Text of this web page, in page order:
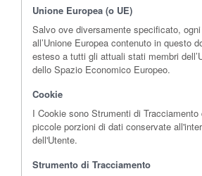
Unione Europea (o UE)
Salvo ove diversamente specificato,
all’Unione Europea contenuto in questo
esteso a tutti gli attuali stati membri
dello Spazio Economico Europeo.
Cookie
I Cookie sono Strumenti di
piccole porzioni di dati conservate
dell'Utente.
Strumento di Tracciamento